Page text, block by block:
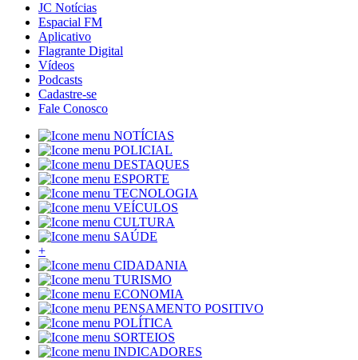
JC Notícias
Espacial FM
Aplicativo
Flagrante Digital
Vídeos
Podcasts
Cadastre-se
Fale Conosco
NOTÍCIAS
POLICIAL
DESTAQUES
ESPORTE
TECNOLOGIA
VEÍCULOS
CULTURA
SAÚDE
+
CIDADANIA
TURISMO
ECONOMIA
PENSAMENTO POSITIVO
POLÍTICA
SORTEIOS
INDICADORES